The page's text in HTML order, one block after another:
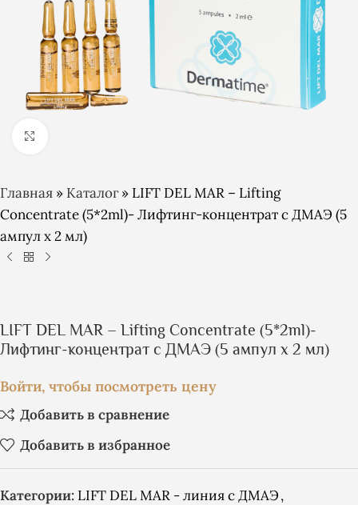
Главная » Каталог» LIFT DEL MAR – Lifting
Concentrate (5*2ml)- Лифтинг-концентрат с ДМАЭ (5
ампул х 2 мл)
LIFT DEL MAR – Lifting Concentrate (5*2ml)-
Лифтинг-концентрат с ДМАЭ (5 ампул х 2 мл)
Войти, чтобы посмотреть цену
Добавить в сравнение
Добавить в избранное
Категории: LIFT DEL MAR - линия с ДМАЭ,